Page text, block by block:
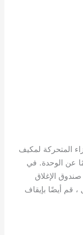
المتحركة لمكيف
عن الوحدة. في
الإغلاق
قم أيضًا بإيقاف